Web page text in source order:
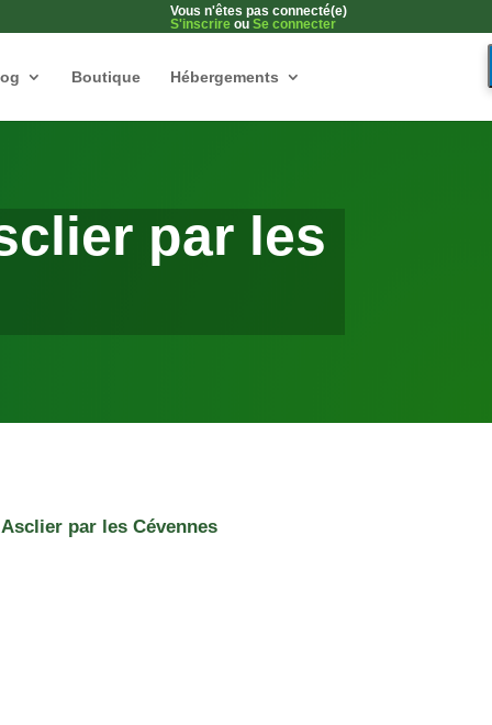
Vous n'êtes pas connecté(e)
S'inscrire ou Se connecter
Boutique Hébergements
par les
par les Cévennes